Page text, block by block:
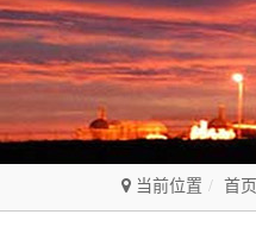
当前位置 首页